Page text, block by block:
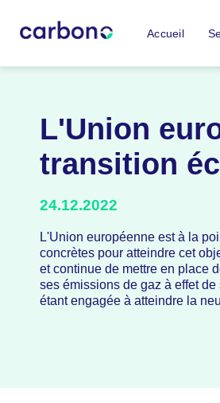
Accueil
L'Union
transition
24.12.2022
L'Union européenne est à la
concrètes pour atteindre cet
et continue de mettre en place
ses émissions de gaz à effet
étant engagée à atteindre la